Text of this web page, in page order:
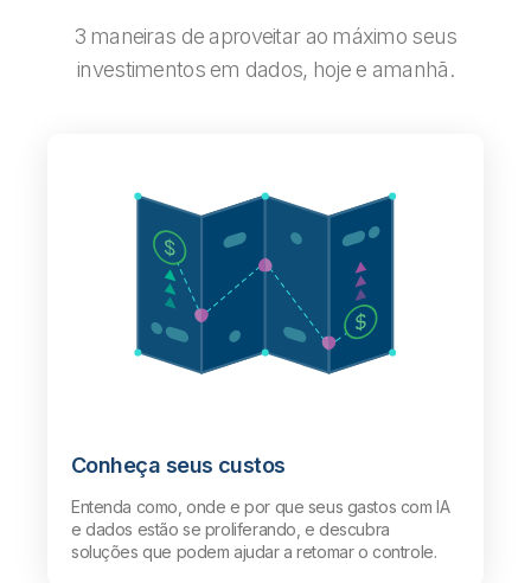
3 maneiras de aproveitar ao máximo seus
investimentos em dados, hoje e amanhã.
Conheça seus custos
Entenda como, onde e por que seus gastos com IA
e dados estão se proliferando, e descubra
soluções que podem ajudar a retomar o controle.